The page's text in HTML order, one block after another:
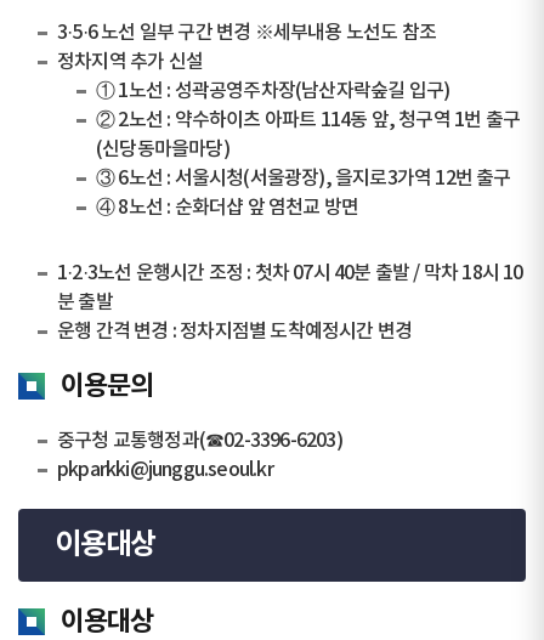
3·5·6 노선 일부 구간 변경 ※세부내용 노선도 참조
정차지역 추가 신설
① 1노선 : 성곽공영주차장(남산자락숲길 입구)
② 2노선 : 약수하이츠 아파트 114동 앞, 청구역 1번 출구
(신당동마을마당)
③ 6노선 : 서울시청(서울광장), 을지로3가역 12번 출구
④ 8노선 : 순화더샵 앞 염천교 방면
1·2·3노선 운행시간 조정 : 첫차 07시 40분 출발 / 막차 18시 10
분 출발
운행 간격 변경 : 정차지점별 도착예정시간 변경
이용문의
중구청 교통행정과(☎02-3396-6203)
pkparkki@junggu.seoul.kr
이용대상
이용대상